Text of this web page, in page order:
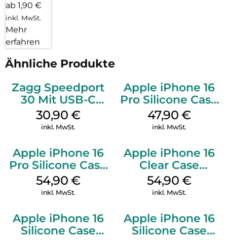
ab 1,90 €
inkl. MwSt.
Mehr
erfahren
Ähnliche Produkte
Zagg Speedport
30 Mit USB-C
Kabel Weiß
30,90 €
inkl. MwSt.
Apple iPhone 16
Pro Silicone Case
MagSafe Denim
47,90 €
inkl. MwSt.
Apple iPhone 16
Pro Silicone Case
MagSafe Black
54,90 €
inkl. MwSt.
Apple iPhone 16
Clear Case
MagSafe
Transparent
54,90 €
inkl. MwSt.
Apple iPhone 16
Silicone Case
Apple iPhone 16
Silicone Case